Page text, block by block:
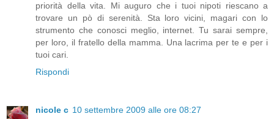
priorità della vita. Mi auguro che i tuoi nipoti riescano a
trovare un pò di serenità. Sta loro vicini, magari con lo
strumento che conosci meglio, internet. Tu sarai sempre,
per loro, il fratello della mamma. Una lacrima per te e per i
tuoi cari.
Rispondi
nicole c 10 settembre 2009 alle ore 08:27